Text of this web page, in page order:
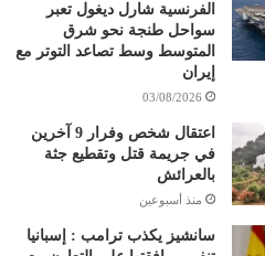
الفرنسية شارل ديغول تعبر
سواحل طنجة نحو شرق
المتوسط وسط تصاعد التوتر مع
إيران
03/08/2026
اعتقال شخص وفرار 9 آخرين
في جريمة قتل وتقطيع جثة
بالعرائش
منذ أسبوعين
سانشيز يكذب ترامب : إسبانيا